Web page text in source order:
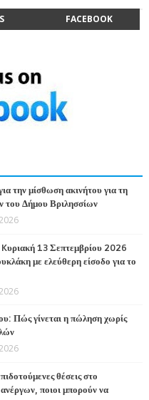
FACEBOOK
την μίσθωση ακινήτου για τη
του Δήμου Βριλησσίων
13 Σεπτεμβρίου 2026
με ελεύθερη είσοδο για το
Πώς γίνεται η πώληση χωρίς
θέσεις στο
ποιοι μπορούν να